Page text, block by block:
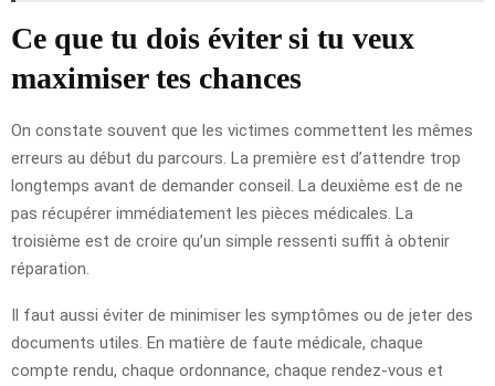
Ce que tu dois éviter si tu veux
maximiser tes chances
On constate souvent que les victimes commettent les mêmes
erreurs au début du parcours. La première est d’attendre trop
longtemps avant de demander conseil. La deuxième est de ne
pas récupérer immédiatement les pièces médicales. La
troisième est de croire qu’un simple ressenti suffit à obtenir
réparation.
Il faut aussi éviter de minimiser les symptômes ou de jeter des
documents utiles. En matière de faute médicale, chaque
compte rendu, chaque ordonnance, chaque rendez-vous et